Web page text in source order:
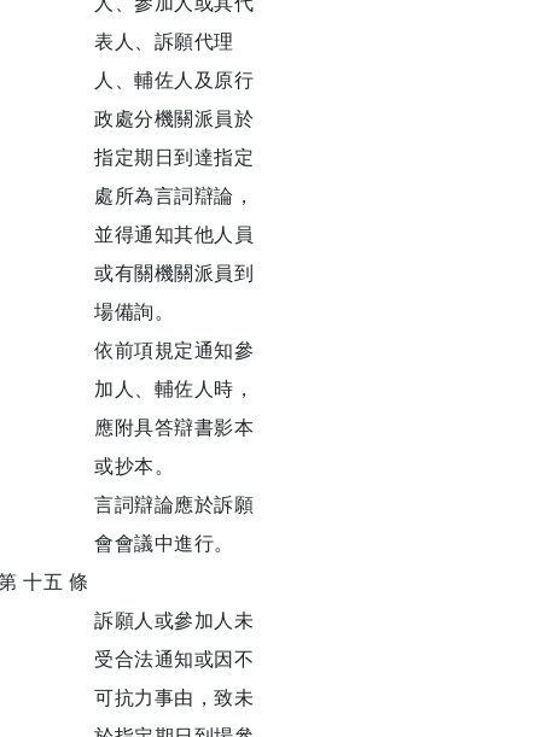
表人、訴願代理
人、輔佐人及原行
政處分機關派員於
指定期日到達指定
處所為言詞辯論，
並得通知其他人員
或有關機關派員到
場備詢。
依前項規定通知參
加人、輔佐人時，
應附具答辯書影本
或抄本。
言詞辯論應於訴願
會會議中進行。
十五 條
訴願人或參加人未
受合法通知或因不
可抗力事由，致未